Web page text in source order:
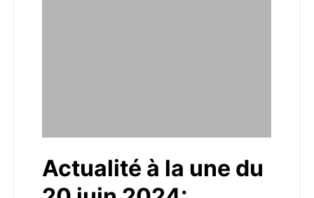
Actualité à la une du